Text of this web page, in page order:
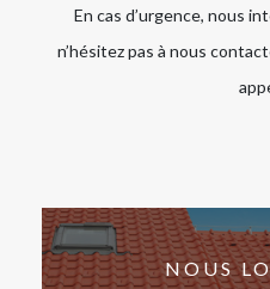
En cas d’urgence, nous
n’hésitez pas à nous
NOUS